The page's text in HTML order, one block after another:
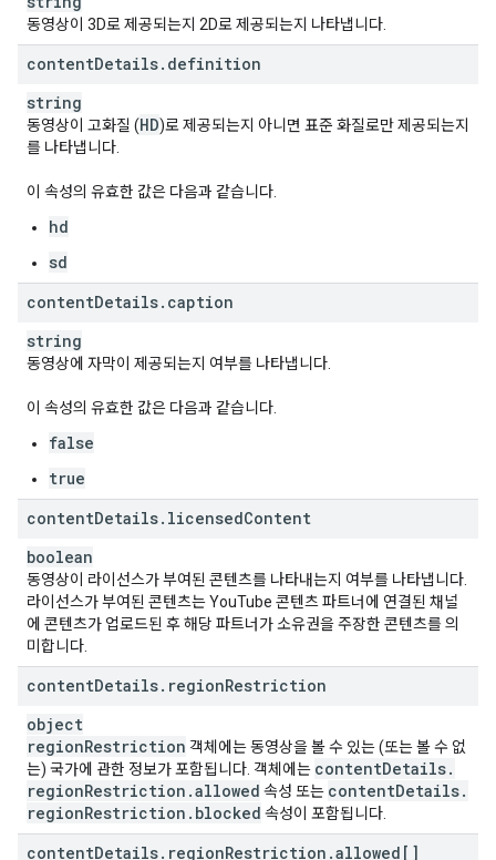
},
"localizations" :
(key)
:
"title": string
,
}
동영상이 3D로 제공되는지 2D로 제공되는지 나타냅니다.
contentDetails. definition
string
동영상이 고화질 (HD)로 제공되는지 아니면 표준 화질로만 제공되는지
를 나타냅니다.
이 속성의 유효한 값은 다음과 같습니다.
hd
sd
contentDetails. caption
string
동영상에 자막이 제공되는지 여부를 나타냅니다.
이 속성의 유효한 값은 다음과 같습니다.
false
true
contentDetails. licensedContent
boolean
동영상이 라이선스가 부여된 콘텐츠를 나타내는지 여부를 나타냅니다.
라이선스가 부여된 콘텐츠는 YouTube 콘텐츠 파트너에 연결된 채널
에 콘텐츠가 업로드된 후 해당 파트너가 소유권을 주장한 콘텐츠를 의
미합니다.
contentDetails. regionRestriction
object
regionRestriction 객체에는 동영상을 볼 수 있는 (또는 볼 수 없
는) 국가에 관한 정보가 포함됩니다. 객체에는 contentDetails.
regionRestriction .allowed 속성 또는 contentDetails.
regionRestriction . blocked 속성이 포함됩니다.
contentDetails. regionRestriction .allowed[]